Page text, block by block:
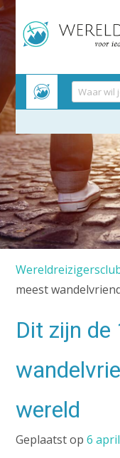
Meteen
naar
inhoud
meest
Dit zijn
wereld
Geplaatst op6